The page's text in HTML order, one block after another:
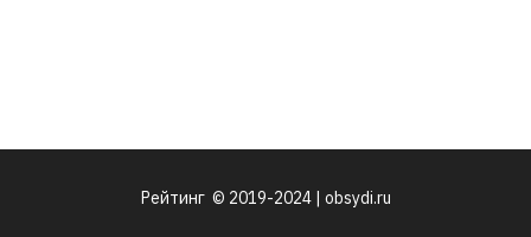
Рейтинг © 2019-2024 | obsydi.ru